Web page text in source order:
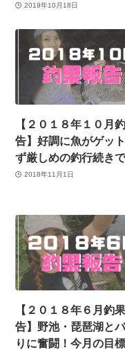
2019年10月18日
【２０１８年１０月
告】好調に魚がゲッ
ず厳しめの釣行続き
2018年11月1日
【２０１８年６月釣
告】野池・琵琶湖と
りに奮闘！今月の目